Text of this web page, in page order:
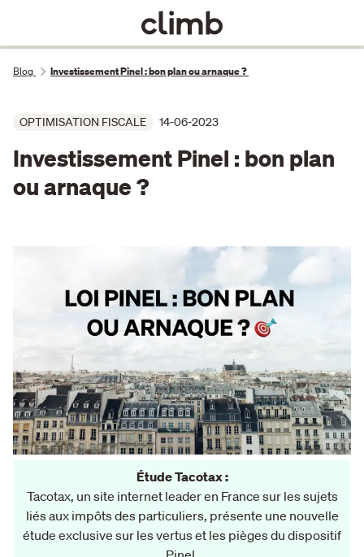
Blog Investissement Pinel : bon plan ou arnaque ?
OPTIMISATION FISCALE 14-06-2023
Investissement Pinel : bon plan
ou arnaque ?
Étude Tacotax :
Tacotax, un site internet leader en France sur les sujets
liés aux impôts des particuliers, présente une nouvelle
étude exclusive sur les vertus et les pièges du dispositif